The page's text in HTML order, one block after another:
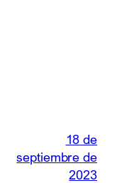
18 de
septiembre de
2023